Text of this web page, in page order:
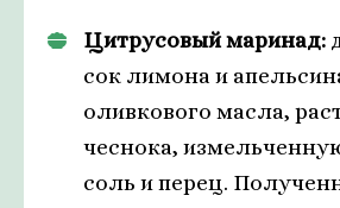
Цитрусовый маринад:
сок лимона и
оливкового масла,
чеснока,
соль и перец.